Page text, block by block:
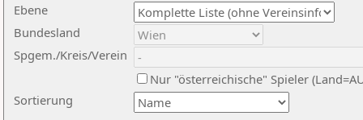
Ebene
Sortierung
Bundesland
Spgem./Kreis/Verein
Nur "österreichische" Spieler